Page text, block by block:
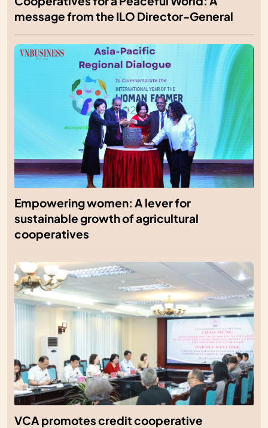
message from the ILO Director-General
Empowering women: A lever for
sustainable growth of agricultural
cooperatives
VCA promotes credit cooperative